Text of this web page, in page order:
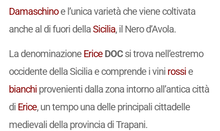
Damaschinoe l’unica varietà che viene coltivata
anche al di fuori dellaSicilia, il Nero d’Avola.
La denominazione EriceDOCsi trova nell’estremo
occidente della Sicilia e comprende i vini rossie
bianchiprovenienti dalla zona intorno all’antica città
di Erice, un tempo una delle principali cittadelle
medievali della provincia di Trapani.